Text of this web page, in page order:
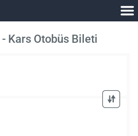
- Kars Otobüs Bileti